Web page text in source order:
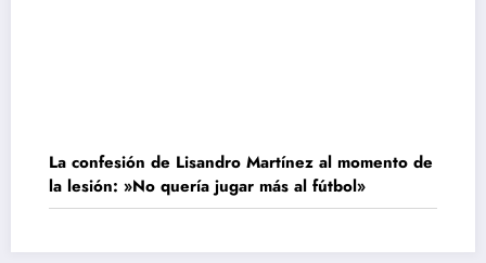
La confesión de Lisandro Martínez al momento de
la lesión: »No quería jugar más al fútbol»